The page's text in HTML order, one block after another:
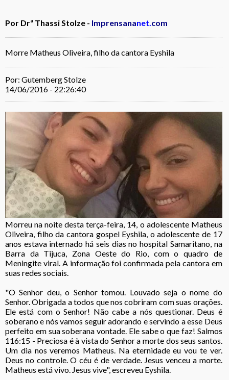
Por Drª Thassi Stolze - Imprensananet. com
Morre Matheus Oliveira, filho da cantora Eyshila
Por: Gutemberg Stolze
14/06/2016 - 22:26:40
Morreu na noite desta terça-feira, 14, o adolescente Matheus
Oliveira, filho da cantora gospel Eyshila, o adolescente de 17
anos estava internado há seis dias no hospital Samaritano, na
Barra da Tijuca, Zona Oeste do Rio, com o quadro de
Meningite viral. A informação foi confirmada pela cantora em
suas redes sociais.
"O Senhor deu, o Senhor tomou. Louvado seja o nome do
Senhor. Obrigada a todos que nos cobriram com suas orações.
Ele está com o Senhor! Não cabe a nós questionar. Deus é
soberano e nós vamos seguir adorando e servindo a esse Deus
perfeito em sua soberana vontade. Ele sabe o que faz! Salmos
116:15 - Preciosa é à vista do Senhor a morte dos seus santos.
Um dia nos veremos Matheus. Na eternidade eu vou te ver.
Deus no controle. O céu é de verdade. Jesus venceu a morte.
Matheus está vivo. Jesus vive", escreveu Eyshila.